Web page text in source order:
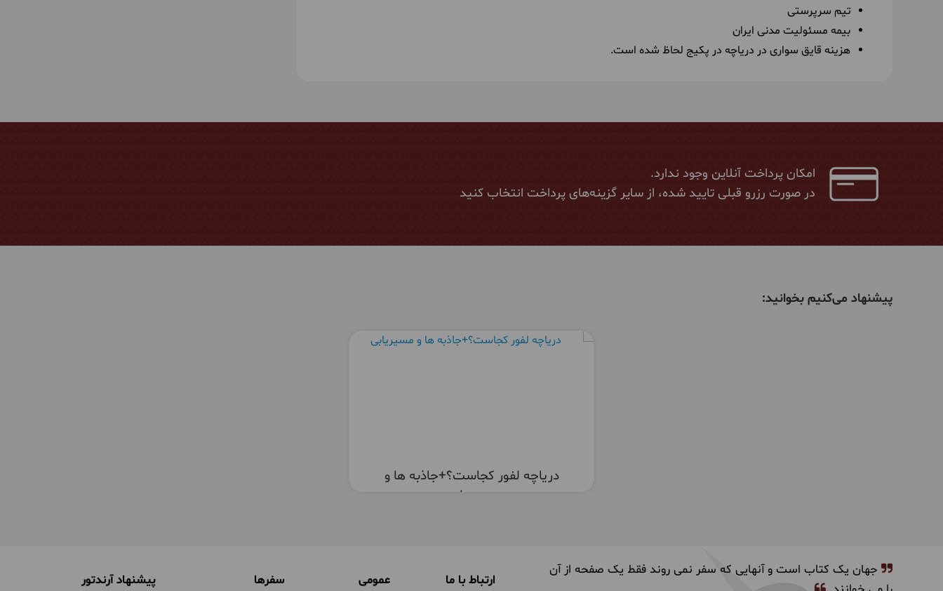
تیم سرپرستی
بیمه مسئولیت مدنی ایران
هزینه قایق سواری در دریاچه در پکیج لحاظ شده است.
امکان پرداخت آنلاین وجود ندارد.
در صورت رزرو قبلی تایید شده، از سایر گزینه‌های پرداخت انتخاب کنید
پیشنهاد می‌کنیم بخوانید:
دریاچه لفور کجاست؟+جاذبه ها و
مسیریابی
ارتباط با ما عمومی سفرها پیشنهاد آرندتور
جهان یک کتاب است و آنهایی که سفر نمی روند فقط یک صفحه از آن